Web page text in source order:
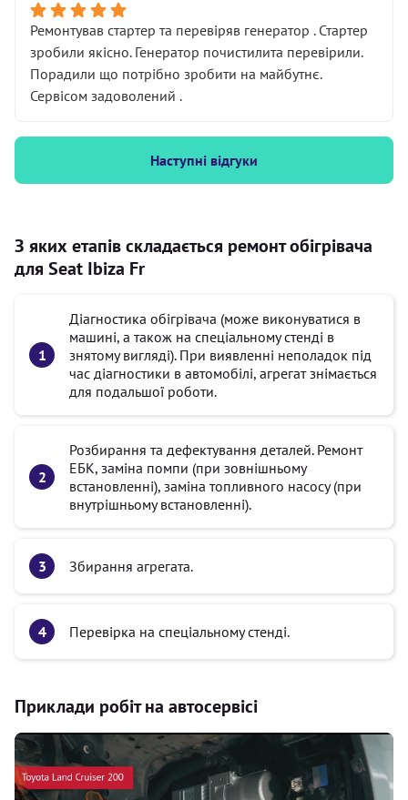
Ремонтував стартер та перевіряв генератор . Стартер
зробили якісно. Генератор почистилита перевірили.
Порадили що потрібно зробити на майбутнє.
Сервісом задоволений .
Наступні відгуки
З яких етапів складається ремонт обігрівача
для Seat Ibiza Fr
Діагностика обігрівача (може виконуватися в
машині, а також на спеціальному стенді в
знятому вигляді). При виявленні неполадок під
час діагностики в автомобілі, агрегат знімається
для подальшої роботи.
Розбирання та дефектування деталей. Ремонт
ЕБК, заміна помпи (при зовнішньому
встановленні), заміна топливного насосу (при
внутрішньому встановленні).
Збирання агрегата.
Перевірка на спеціальному стенді.
Приклади робіт на автосервісі